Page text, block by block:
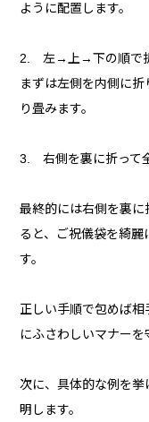
ように配置します。
2. 左→上→下の順で
まずは左側を内側に
り畳みます。
3. 右側を裏に折って
最終的には右側を裏に
ると、ご祝儀袋を綺
す。
正しい手順で包めば
にふさわしいマナーを
次に、具体的な例を
明します。